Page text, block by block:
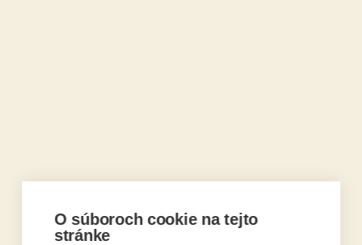
O súboroch cookie na tejto
stránke